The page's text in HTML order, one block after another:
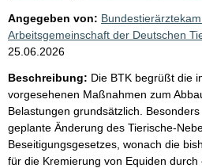
Angegeben von:
Arbeitsgemeinschaft der Deutschen
25.06.2026
Beschreibung: Die BTK begrüßt die
vorgesehenen Maßnahmen zum
Belastungen grundsätzlich.
geplante Änderung des Tierische-
Beseitigungsgesetzes, wonach die
für die Kremierung von Equiden